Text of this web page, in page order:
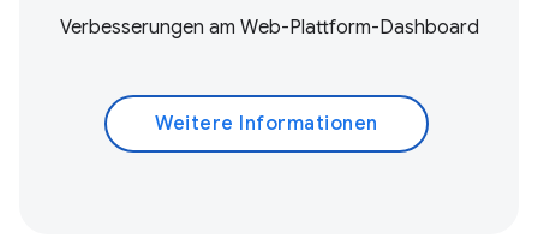
Verbesserungen am Web-Plattform-Dashboard
Weitere Informationen